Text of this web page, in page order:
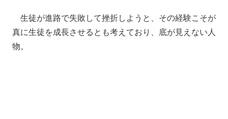
生徒が進路で失敗して挫折しようと、その経験こそが
真に生徒を成長させるとも考えており、底が見えない人
物。